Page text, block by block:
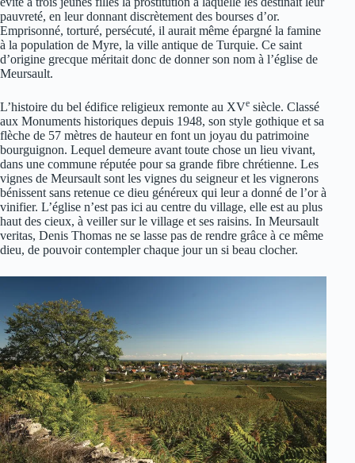
pauvreté, en leur donnant discrètement des bourses d’or.
Emprisonné, torturé, persécuté, il aurait même épargné la famine
à la population de Myre, la ville antique de Turquie. Ce saint
d’origine grecque méritait donc de donner son nom à l’église de
Meursault.
L’histoire du bel édifice religieux remonte au XVe siècle. Classé
aux Monuments historiques depuis 1948, son style gothique et sa
flèche de 57 mètres de hauteur en font un joyau du patrimoine
bourguignon. Lequel demeure avant toute chose un lieu vivant,
dans une commune réputée pour sa grande fibre chrétienne. Les
vignes de Meursault sont les vignes du seigneur et les vignerons
bénissent sans retenue ce dieu généreux qui leur a donné de l’or à
vinifier. L’église n’est pas ici au centre du village, elle est au plus
haut des cieux, à veiller sur le village et ses raisins. In Meursault
veritas, Denis Thomas ne se lasse pas de rendre grâce à ce même
dieu, de pouvoir contempler chaque jour un si beau clocher.